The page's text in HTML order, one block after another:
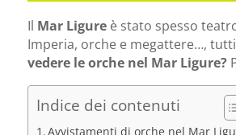
Il Mar Ligureè stato spesso
Imperia, orche e megattere…,
vedere le orche nel Mar Ligure?
Indice dei contenuti
Avvistamenti di orche nel Mar